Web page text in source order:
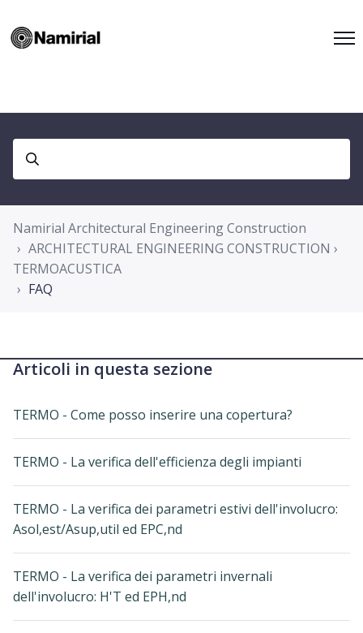
Namirial Architectural Engineering Construction
ARCHITECTURAL ENGINEERING CONSTRUCTION ›
TERMOACUSTICA
FAQ
Articoli in questa sezione
TERMO - Come posso inserire una copertura?
TERMO - La verifica dell'efficienza degli impianti
TERMO - La verifica dei parametri estivi dell'involucro:
Asol,est/Asup,util ed EPC,nd
TERMO - La verifica dei parametri invernali
dell'involucro: H'T ed EPH,nd